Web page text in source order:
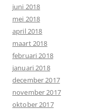
juni 2018
mei 2018
april 2018
maart 2018
februari 2018
januari 2018
december 2017
november 2017
oktober 2017